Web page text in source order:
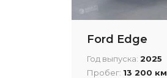
Ford Edge
Год выпуска: 2025
Пробег: 13 200 км